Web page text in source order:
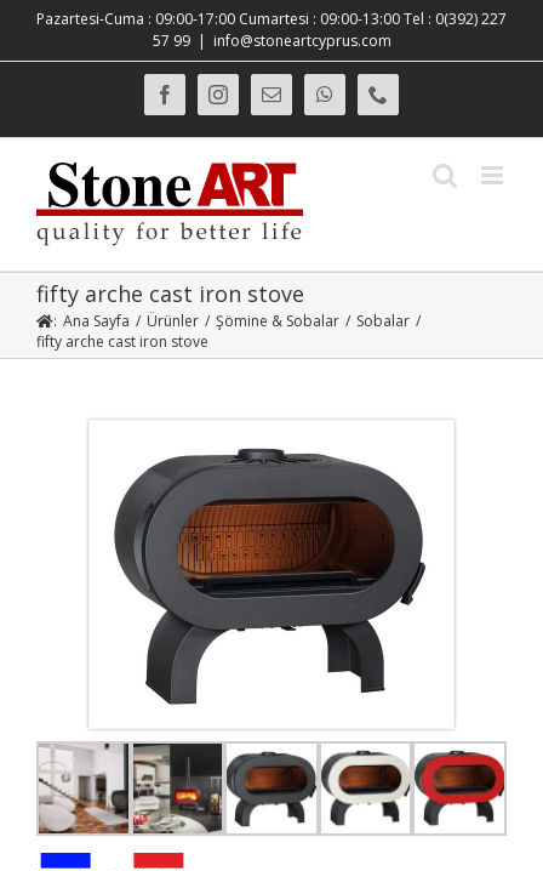
content
Pazartesi-Cuma : 09:00-17:00 Cumartesi : 09:00-13:00 Tel : 0(392) 227
57 99 | info@stoneartcyprus.com
FacebookInstagram
E-
posta
WhatsApp
fifty arche cast iron stove
: Ana Sayfa / Ürünler / Şömine & Sobalar / Sobalar /
fifty arche cast iron stove